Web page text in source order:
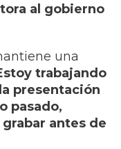
al gobierno
una
trabajando
presentación
pasado,
antes de